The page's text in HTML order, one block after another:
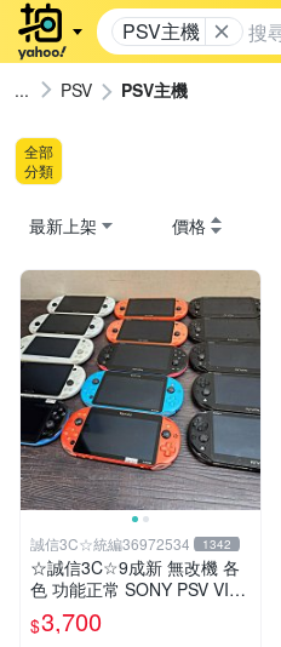
PSV主機
PSV PSV主機
全部
分類
最新上架 價格
誠信3C☆統編36972534 1342
☆誠信3C☆9成新 無改機 各
色 功能正常 SONY PSV VITA
主機 2000~3000型 二手功能
正常 賣3千5~4千也可用各式
$3,700